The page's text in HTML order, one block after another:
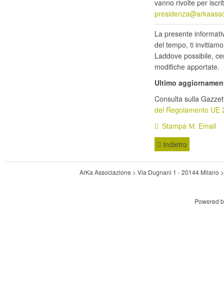
vanno rivolte per
La presente
del tempo, ti
Laddove possibile,
modifiche apportate.
Ultimo
Consulta sulla
del Regolamento UE
Stampa
Email
Indietro
ArKa Associazione > Via Dugnani 1 - 20144 Milano
Powered